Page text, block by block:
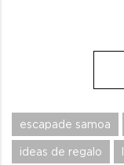
escapade samoa
ideas de regalo